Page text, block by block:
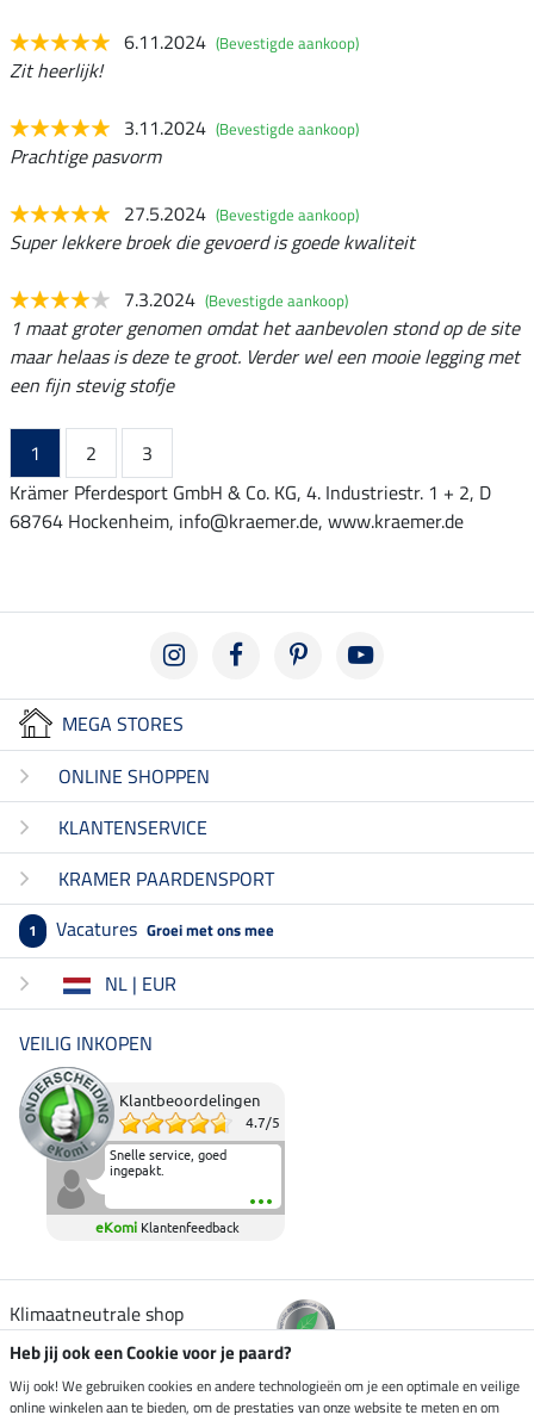
6.11.2024 (Bevestigde aankoop)
Zit heerlijk!
3.11.2024 (Bevestigde aankoop)
Prachtige pasvorm
27.5.2024 (Bevestigde aankoop)
Super lekkere broek die gevoerd is goede kwaliteit
7.3.2024 (Bevestigde aankoop)
1 maat groter genomen omdat het aanbevolen stond op de site
maar helaas is deze te groot. Verder wel een mooie legging met
een fijn stevig stofje
1 2
3
Krämer Pferdesport GmbH & Co. KG, 4. Industriestr. 1 + 2, D
68764 Hockenheim, info@kraemer.de, www.kraemer.de
MEGA STORES
ONLINE SHOPPEN
KLANTENSERVICE
KRAMER PAARDENSPORT
1 Vacatures Groei met ons mee
NL | EUR
VEILIG INKOPEN
Klantbeoordelingen
4.7/5
Snelle service, goed
ingepakt.
eKomi Klantenfeedback
Klimaatneutrale shop
Verzending per
Heb jij ook een Cookie voor je paard?
Wij ook! We gebruiken cookies en andere technologieën om je een optimale en veilige
online winkelen aan te bieden, om de prestaties van onze website te meten en om